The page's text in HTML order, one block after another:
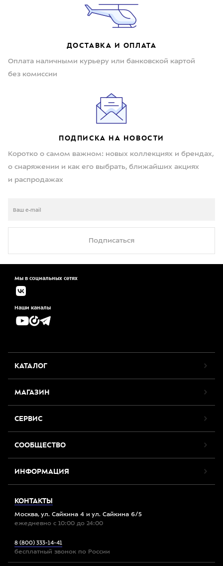
ДОСТАВКА И ОПЛАТА
Оплата наличными курьеру или банковской картой
без комиссии
ПОДПИСКА НА НОВОСТИ
Коротко о самом важном: новых коллекциях и брендах,
о снаряжении и как его выбрать, ближайших акциях
и распродажах
Подписаться
Мы в социальных сетях
Наши каналы
КАТАЛОГ
МАГАЗИН
СЕРВИС
СООБЩЕСТВО
ИНФОРМАЦИЯ
КОНТАКТЫ
Москва, ул. Сайкина 4 и ул. Сайкина 6/5
ежедневно с 10:00 до 24:00
8 (800) 333-14-41
бесплатный звонок по России